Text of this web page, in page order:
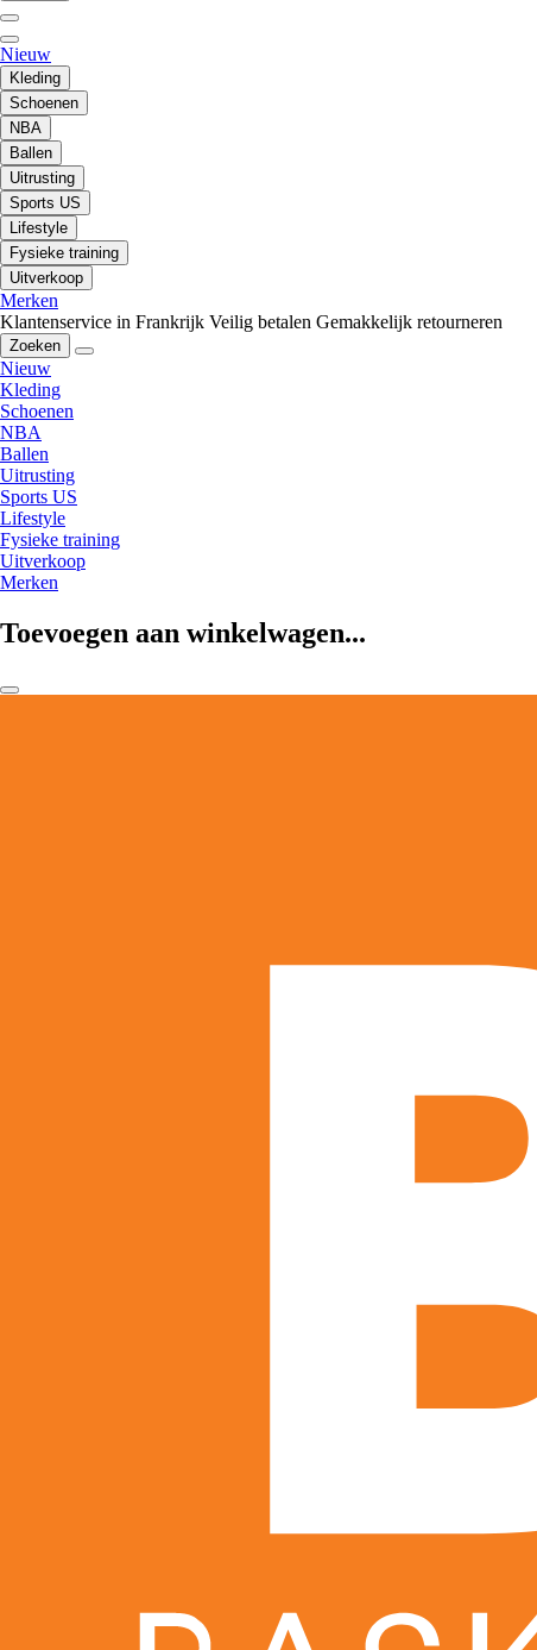
Nieuw
Kleding
Schoenen
NBA
Ballen
Uitrusting
Sports US
Lifestyle
Fysieke training
Uitverkoop
Merken
Klantenservice in Frankrijk Veilig betalen Gemakkelijk retourneren
Zoeken
Nieuw
Kleding
Schoenen
NBA
Ballen
Uitrusting
Sports US
Lifestyle
Fysieke training
Uitverkoop
Merken
Toevoegen aan winkelwagen...